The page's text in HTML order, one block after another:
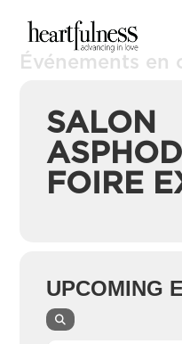
Événements en
SALON
FOIRE
UPCOMING